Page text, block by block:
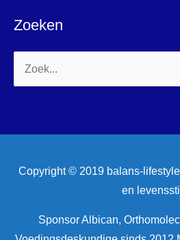
Zoeken
Zoek
naar:
Copyright © 2019 balans-
en
Sponsor Albican,